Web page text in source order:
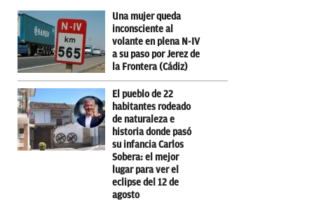
Una mujer queda
inconsciente al
volante en plena N-IV
a su paso por Jerez de
la Frontera (Cádiz)
El pueblo de 22
habitantes rodeado
de naturaleza e
historia donde pasó
su infancia Carlos
Sobera: el mejor
lugar para ver el
eclipse del 12 de
agosto